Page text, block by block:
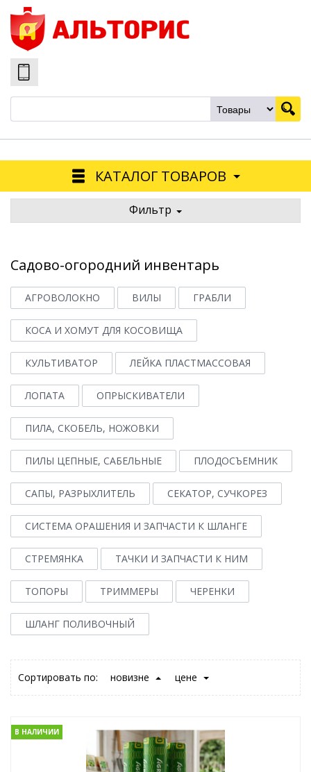
КАТАЛОГ ТОВАРОВ
Фильтр
Садово-огородний инвентарь
АГРОВОЛОКНО ВИЛЫ ГРАБЛИ
КОСА И ХОМУТ ДЛЯ КОСОВИЩА
КУЛЬТИВАТОР ЛЕЙКА ПЛАСТМАССОВАЯ
ЛОПАТА ОПРЫСКИВАТЕЛИ
ПИЛА, СКОБЕЛЬ, НОЖОВКИ
ПИЛЫ ЦЕПНЫЕ, САБЕЛЬНЫЕ ПЛОДОСЪЕМНИК
САПЫ, РАЗРЫХЛИТЕЛЬ СЕКАТОР, СУЧКОРЕЗ
СИСТЕМА ОРАШЕНИЯ И ЗАПЧАСТИ К ШЛАНГЕ
СТРЕМЯНКА ТАЧКИ И ЗАПЧАСТИ К НИМ
ТОПОРЫ ТРИММЕРЫ ЧЕРЕНКИ
ШЛАНГ ПОЛИВОЧНЫЙ
Сортировать по: новизне цене
В НАЛИЧИИ